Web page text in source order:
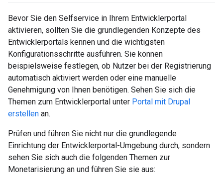
Bevor Sie den Selfservice in Ihrem Entwicklerportal
aktivieren, sollten Sie die grundlegenden Konzepte des
Entwicklerportals kennen und die wichtigsten
Konfigurationsschritte ausführen. Sie können
beispielsweise festlegen, ob Nutzer bei der Registrierung
automatisch aktiviert werden oder eine manuelle
Genehmigung von Ihnen benötigen. Sehen Sie sich die
Themen zum Entwicklerportal unter Portal mit Drupal
erstellen an.
Prüfen und führen Sie nicht nur die grundlegende
Einrichtung der Entwicklerportal-Umgebung durch, sondern
sehen Sie sich auch die folgenden Themen zur
Monetarisierung an und führen Sie sie aus: